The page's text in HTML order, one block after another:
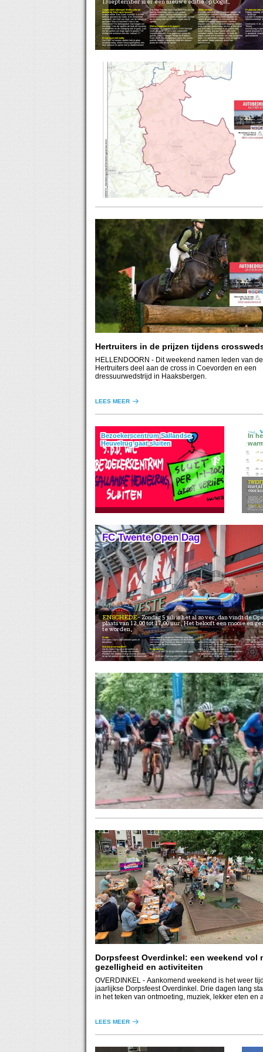
13 september is er een nieuwe editie op Oogst.
Coöperatief rollenspel: Weten jullie de
diefstal bij Stork op te lossen?
In deze editie ‘Een Stork Verhaal’ is er een
diefstal geweest bij Stork. Een essentieel
onderdeel, het Hart van Zuid, van de fabriek is
gestolen! Wie zit erachter? Hoe is het
verdwenen? En belangrijker: hoe krijgen we
het terug? Aan de spelers de taak dit mysterie
te ontrafelen en de uitdaging aan te gaan. Lukt
het de spelers om hoge ogen te gooien? Of
eindigt het avontuur met een ‘natural 1’?
Ervaring is niet nodig
Om D&D te kunnen spelen heb je geen
ervaring nodig, alleen nieuwsgierigheid, een
tikje fantasie en geluk met je dobbelstenen!
Dat maakt het een kans voor beginners om het
spel te ontdekken, samen met andere
creatievelingen, fantasy liefhebbers en
verhalenvertellers. Spelers krijgen alle spullen
die je nodig hebt om het een eerste keer te
spelen.
Wat is Dungeons & Dragons?
Dungeons & Dragons (D&D / DnD) bestaat
sinds de jaren ’70 en is een coöperatief
improvisatiespel. Door populaire series en
games, zoals Stranger Things en Baldur’s
Gate, heeft het de afgelopen jaren een nieuw
publiek bereikt. Hengelore biedt die nieuwe
groep de kans om te spelen.
Uniek verhaal
Bij ieder spel is er een “Dungeon Master": de
spelleider en verteller. De Dungeon Master
schetst de wereld, omschrijft situaties en
speelt de personages en monsters die de
spelers onderweg tegenkomen. Spelers
bepalen zelf hoe hun karakter reageert, en een
worp met een dobbelsteen beslist of een actie
ook echt lukt. Zo ontstaat er ter plekke een
uniek verhaal, dat aan iedere tafel weer
compleet anders kan aflopen. Je hoeft de
regels vooraf niet te kennen om mee te kunnen
doen. De spelleiders leggen alles uit tijdens
het spelen, zodat iedereen direct kan
aanschuiven.
Praktische
Datum: zondag 13
– 18:00 uur
Locatie:
Minimumleeftijd:
Deelname: € 10,-
Tikkie)
Inschrijving is
aantal plaatsen is
is geopend;
gewaardeerd.
Hertruiters in de prijzen tijdens
HELLENDOORN - Dit weekend namen leden van de
Hertruiters deel aan de cross in Coevorden en een
dressuurwedstrijd in Haaksbergen.
LEES MEER
Bezoekerscentrum Sallandse
Heuvelrug gaat sluiten
In
met af
FC Twente Open Dag
ENSCHEDE
plaats van 12.00 tot 17.00 uur. Het belooft een mooie en
te worden.
Gratis
De Open Dag is voor iedereen gratis te
bezoeken.
Wat kan je verwachten?
Op de Open Dag zie je de spelers en
speelsters van FC Twente van dichtbij.
Rondom het stadion vind je diverse attracties,
en op het podium zorgen naast Dutchtuber ook
onder meer DJ Jasper en Freestyle voor sfeer.
Ook wordt er die dag gestreden om de Bernard
van Heek Cup. Genoeg te doen en te zien voor
jong en oud, de hele middag door.
Programma
• 11.30 uur - 15.15 uur: Bernard van Heek
Cup
• 12.00 uur: Opening met Dutchtuber op
P1
• 12.00 uur: Start Open Dag met volop
activiteiten rondon het stadion
• 12.00 uur - 15.45 uur: Stadiontours
• 13.00 uur - 15.00 uur: Podiumprogramma
met o.a. DJ Jasper en Freestyle
• 14.30 uur - 15.30 uur: Ontmoet de spelers
en speelsters op de Open Dag
• 15.00 uur - 15.30 uur: Jari Hellegers
• 15.45 uur:
Heek Cup
• 16.15 uur:
spelers en
• 17.00 uur:
Dorpsfeest Overdinkel: een weekend vol
gezelligheid en activiteiten
OVERDINKEL - Aankomend weekend is het weer
jaarlijkse Dorpsfeest Overdinkel. Drie dagen lang
in het teken van ontmoeting, muziek, lekker eten en
LEES MEER